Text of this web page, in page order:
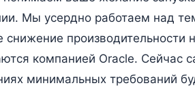
Мы усердно работаем над
снижение производительности
компанией Oracle. Сейчас
минимальных требований